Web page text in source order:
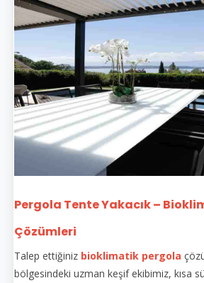
Pergola Tente Yakacık –
Çözümleri
Talep ettiğiniz bioklimatik pergola
bölgesindeki uzman keşif ekibimiz, kısa